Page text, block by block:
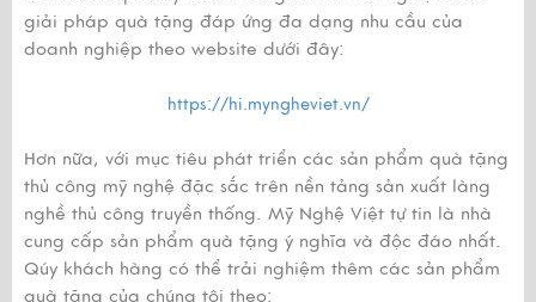
giải pháp quà tặng đáp ứng đa dạng nhu cầu của
doanh nghiệp theo website dưới đây:
https://hi.myngheviet.vn/
Hơn nữa, với mục tiêu phát triển các sản phẩm quà tặng
thủ công mỹ nghệ đặc sắc trên nền tảng sản xuất làng
nghề thủ công truyền thống. Mỹ Nghệ Việt tự tin là nhà
cung cấp sản phẩm quà tặng ý nghĩa và độc đáo nhất.
Qúy khách hàng có thể trải nghiệm thêm các sản phẩm
quà tặng của chúng tôi theo: